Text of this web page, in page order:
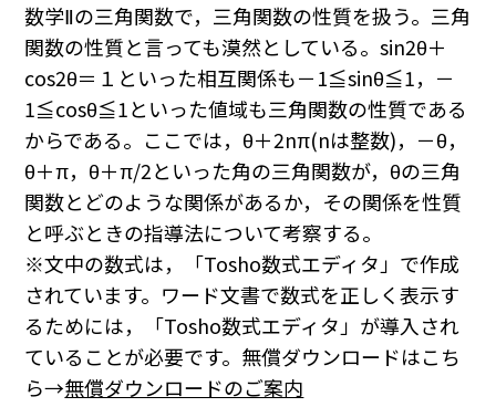
数学Ⅱの三角関数で，三角関数の性質を扱う。三角
関数の性質と言っても漠然としている。sin2θ＋
cos2θ＝１といった相互関係も－1≦sinθ≦1，－
1≦cosθ≦1といった値域も三角関数の性質である
からである。ここでは，θ＋2nπ(nは整数)，－θ，
θ＋π，θ＋π/2といった角の三角関数が，θの三角
関数とどのような関係があるか，その関係を性質
と呼ぶときの指導法について考察する。
※文中の数式は，「Tosho数式エディタ」で作成
されています。ワード文書で数式を正しく表示す
るためには，「Tosho数式エディタ」が導入され
ていることが必要です。無償ダウンロードはこち
ら→無償ダウンロードのご案内